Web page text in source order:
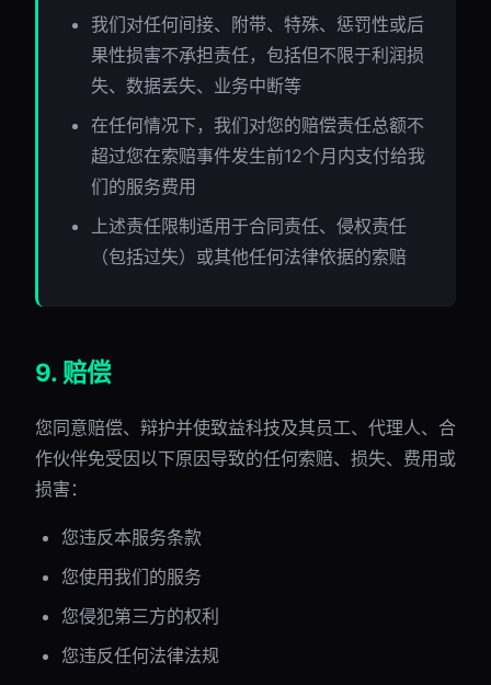
我们对任何间接、附带、特殊、惩罚性或后
果性损害不承担责任，包括但不限于利润损
失、数据丢失、业务中断等
在任何情况下，我们对您的赔偿责任总额不
超过您在索赔事件发生前12个月内支付给我
们的服务费用
上述责任限制适用于合同责任、侵权责任
（包括过失）或其他任何法律依据的索赔
9. 赔偿
您同意赔偿、辩护并使致益科技及其员工、代理人、合
作伙伴免受因以下原因导致的任何索赔、损失、费用或
损害：
您违反本服务条款
您使用我们的服务
您侵犯第三方的权利
您违反任何法律法规